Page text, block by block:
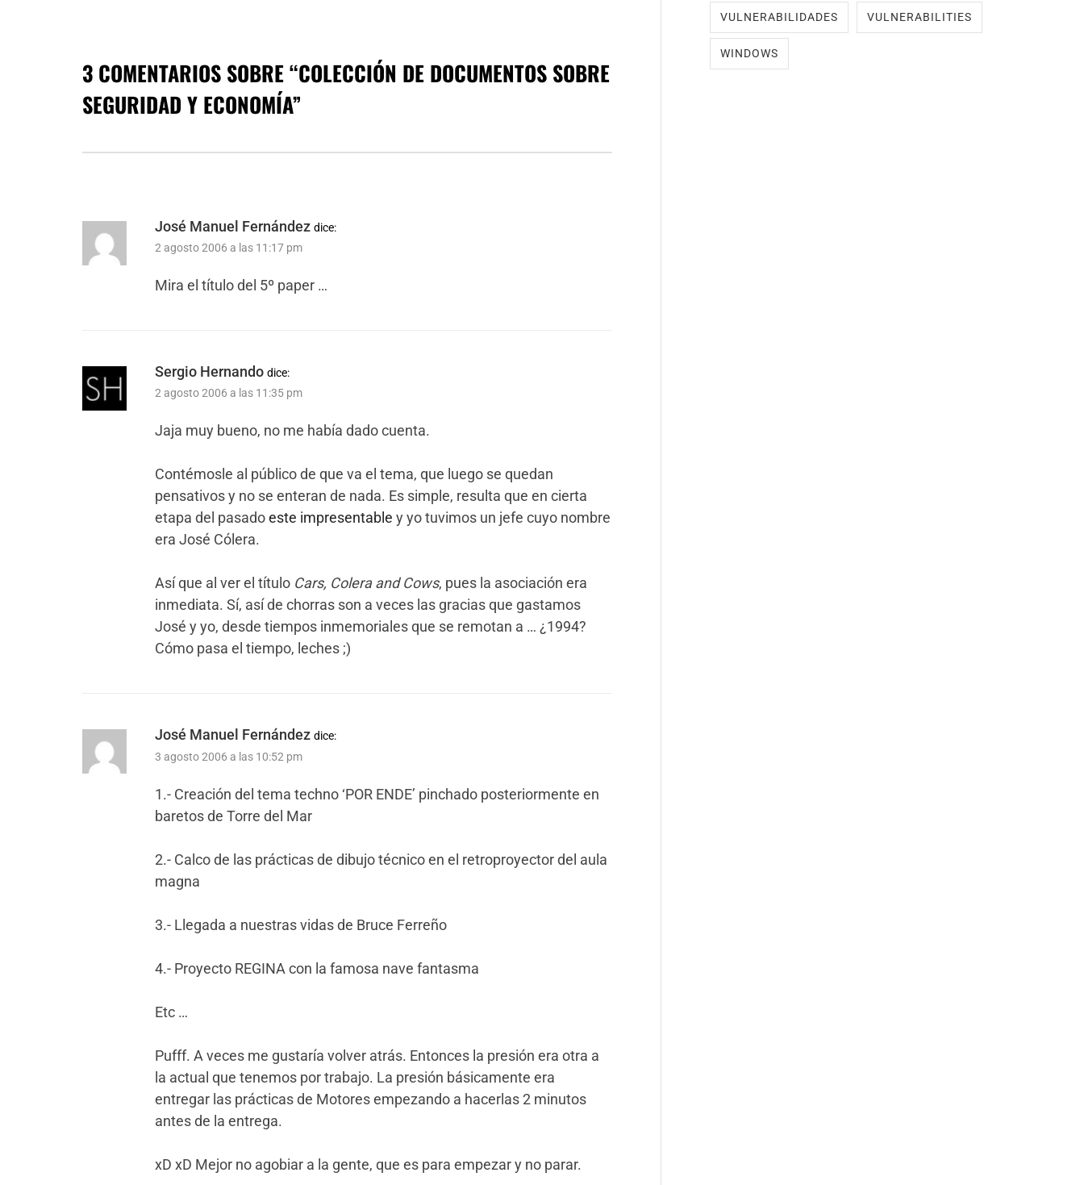
3 COMENTARIOS SOBRE “COLECCIÓN DE DOCUMENTOS SOBRE
SEGURIDAD Y ECONOMÍA”
José Manuel Fernández dice:
2 agosto 2006 a las 11:17 pm
Mira el título del 5º paper …
Sergio Hernando dice:
2 agosto 2006 a las 11:35 pm
Jaja muy bueno, no me había dado cuenta.
Contémosle al público de que va el tema, que luego se quedan
pensativos y no se enteran de nada. Es simple, resulta que en cierta
etapa del pasadoeste impresentable y yo tuvimos un jefe cuyo nombre
era José Cólera.
Así que al ver el título Cars, Colera and Cows, pues la asociación era
inmediata. Sí, así de chorras son a veces las gracias que gastamos
José y yo, desde tiempos inmemoriales que se remotan a … ¿1994?
Cómo pasa el tiempo, leches ;)
José Manuel Fernández dice:
3 agosto 2006 a las 10:52 pm
1.- Creación del tema techno ‘POR ENDE’ pinchado posteriormente en
baretos de Torre del Mar
2.- Calco de las prácticas de dibujo técnico en el retroproyector del aula
magna
3.- Llegada a nuestras vidas de Bruce Ferreño
4.- Proyecto REGINA con la famosa nave fantasma
Etc …
Pufff. A veces me gustaría volver atrás. Entonces la presión era otra a
la actual que tenemos por trabajo. La presión básicamente era
entregar las prácticas de Motores empezando a hacerlas 2 minutos
antes de la entrega.
xD xD Mejor no agobiar a la gente, que es para empezar y no parar.
VULNERABILIDADES VULNERABILITIES
WINDOWS